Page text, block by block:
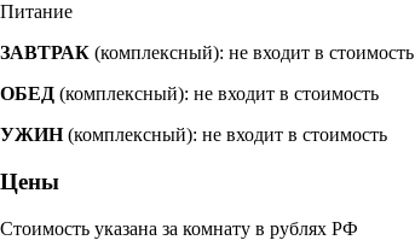
Питание
ЗАВТРАК (комплексный): не входит в стоимость
ОБЕД (комплексный): не входит в стоимость
УЖИН(комплексный): не входит в стоимость
Цены
Стоимость указана за комнату в рублях РФ